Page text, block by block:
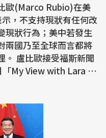
歐(Marco Rubio)在美
，不支持現狀有任何改
現狀行為；美中若發生
兩國乃至全球而言都將
聞
My View with Lara Tr